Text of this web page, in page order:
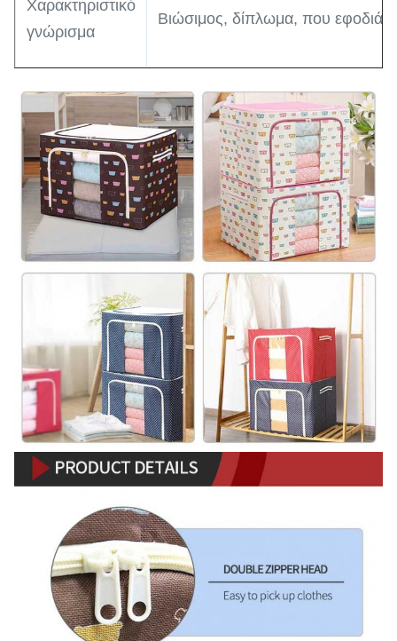
Χαρακτηριστικό
γνώρισμα
Βιώσιμος, δίπλωμα, που